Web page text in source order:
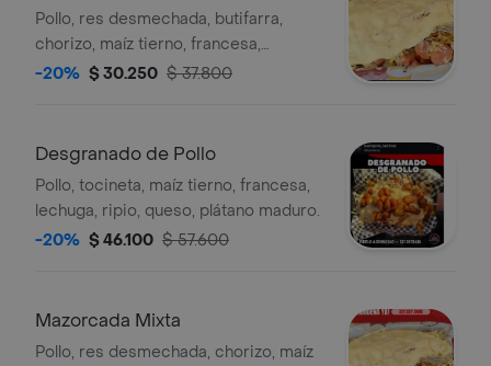
Pollo, res desmechada, butifarra,
chorizo, maíz tierno, francesa,
lechuga, ripio, queso.
-20% $ 30.250 $ 37.800
Desgranado de Pollo
Pollo, tocineta, maíz tierno, francesa,
lechuga, ripio, queso, plátano maduro.
-20% $ 46.100 $ 57.600
Mazorcada Mixta
Pollo, res desmechada, chorizo, maíz